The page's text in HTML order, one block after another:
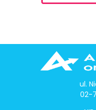
ul.
02-